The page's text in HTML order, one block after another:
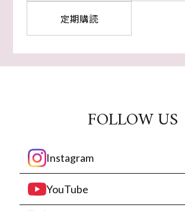
定期購読
FOLLOW US
Instagram
YouTube